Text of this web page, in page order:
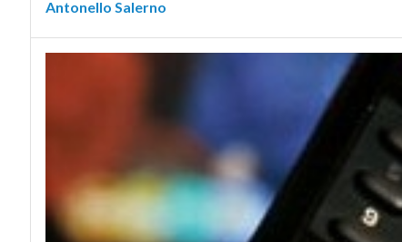
Antonello Salerno